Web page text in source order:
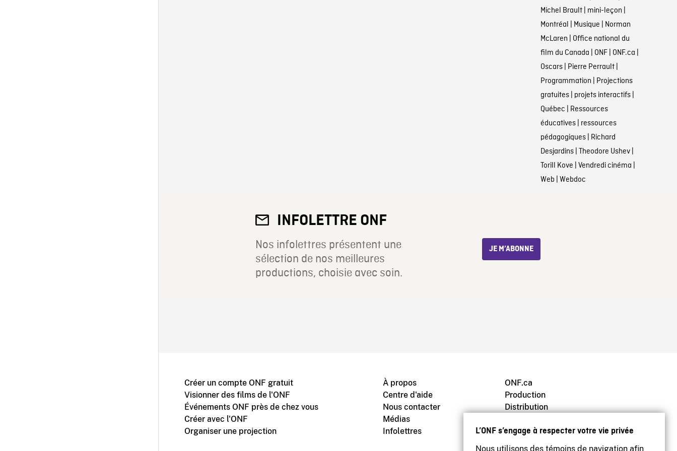
L’ONF s’engage à respecter votre vie privée
Nous utilisons des témoins de navigation afin
Michel Brault| mini-leçon |
Montréal | Musique | Norman
McLaren | Office national du
film du Canada | ONF| ONF.ca |
Oscars| Pierre Perrault|
Programmation | Projections
gratuites| projets interactifs|
Québec | Ressources
éducatives| ressources
pédagogiques| Richard
Desjardins| Theodore Ushev|
Torill Kove | Vendredi cinéma |
Web | Webdoc
INFOLETTRE ONF
Nos infolettres présentent une
sélection de nos meilleures
productions, choisie avec soin.
JE M’ABONNE
Créer un compte ONF gratuit
Visionner des films de l'ONF
Événements ONF près de chez vous
Créer avec l'ONF
Organiser une projection
À propos
Centre d'aide
Nous contacter
Médias
Infolettres
ONF.ca
Production
Distribution
Archives